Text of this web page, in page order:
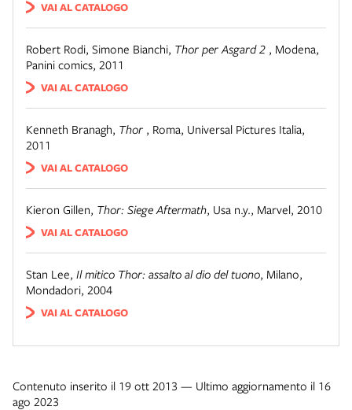
VAI AL CATALOGO
Robert Rodi, Simone Bianchi, Thor per Asgard 2 , Modena,
Panini comics, 2011
VAI AL CATALOGO
Kenneth Branagh, Thor , Roma, Universal Pictures Italia,
2011
VAI AL CATALOGO
Kieron Gillen, Thor: Siege Aftermath, Usa n.y., Marvel, 2010
VAI AL CATALOGO
Stan Lee, Il mitico Thor: assalto al dio del tuono, Milano,
Mondadori, 2004
VAI AL CATALOGO
Contenuto inserito il 19 ott 2013 — Ultimo aggiornamento il 16
ago 2023